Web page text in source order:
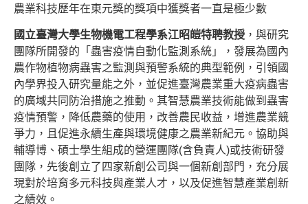
農業科技歷年在東元獎的獎項中獲獎者一直是極少數
國立臺灣大學生物機電工程學系江昭皚特聘教授 ，與研究
團隊所開發的「蟲害疫情自動化監測系統」，發展為國內
農作物植物病蟲害之監測與預警系統的典型範例，引領國
內學界投入研究量能之外，並促進臺灣農業重大疫病蟲害
的廣域共同防治措施之推動。其智慧農業技術能做到蟲害
疫情預警，降低農藥的使用，改善農民收益，增進農業競
爭力，且促進永續生產與環境健康之農業新紀元。協助與
輔導博、碩士學生組成的營運團隊(含負責人)或技術研發
團隊，先後創立了四家新創公司與一個新創部門，充分展
現對於培育多元科技與產業人才，以及促進智慧產業創新
之績效。